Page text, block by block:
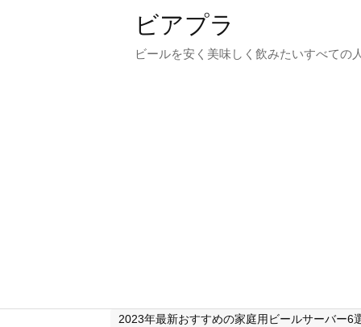
ビアプラ
ビールを安く美味しく飲みたいすべての
2023年最新おすすめの家庭用ビールサーバー6